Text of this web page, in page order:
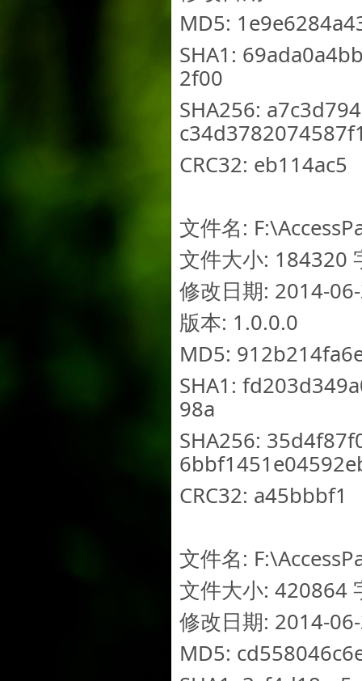
MD5:
SHA1:
2f00
SHA256:
CRC32: eb114ac5
文件名:
文件大小: 184320
修改日期: 2014-
版本: 1.0.0.0
MD5:
SHA1:
98a
SHA256:
CRC32: a45bbbf1
文件名:
文件大小: 420864
修改日期: 2014-
MD5: